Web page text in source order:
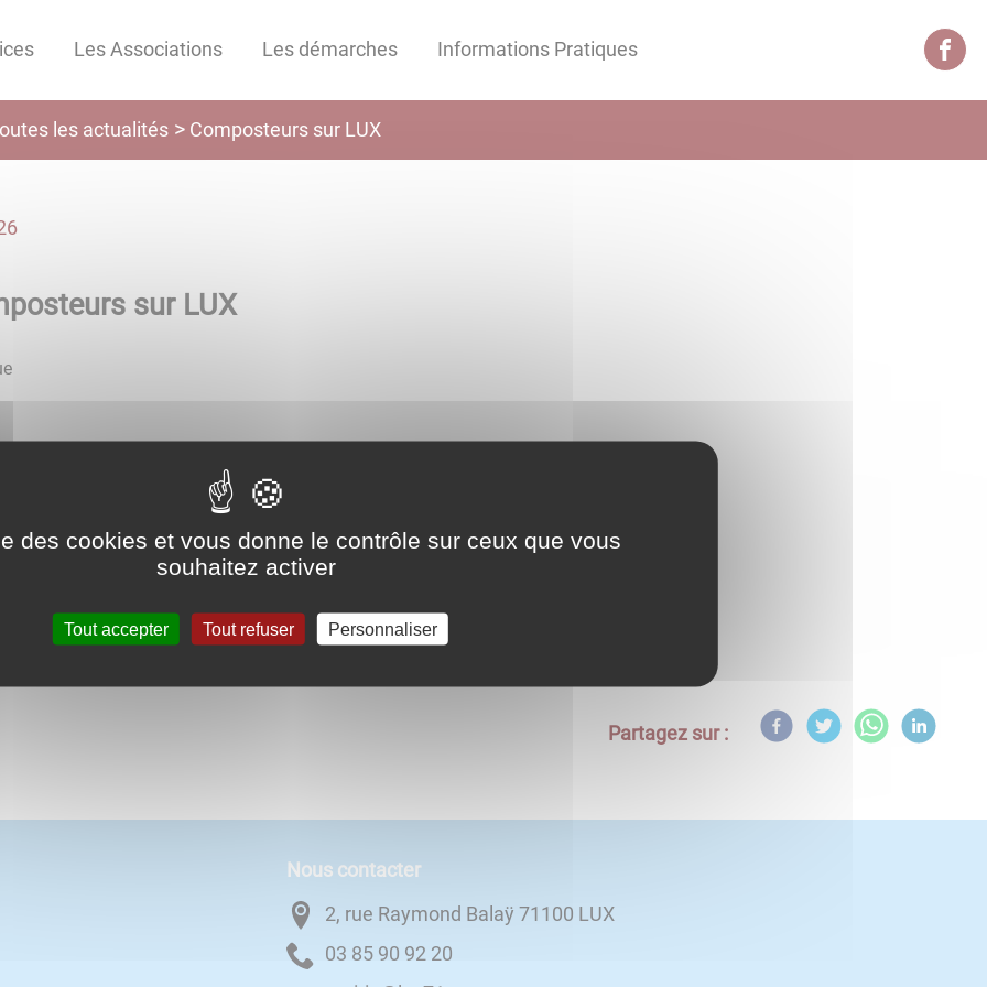
Les Associations Les démarches Informations Pratiques
les actualités Composteurs sur LUX
sur LUX
le code du cadenas en mairie.
Partagez sur :
Nous contacter
2, rue Raymond Balaÿ 71100 LUX
02 29 09 58 30
des cookies et vous donne le contrôle sur ceux que vous
souhaitez activer
Tout accepter Tout refuser Personnaliser